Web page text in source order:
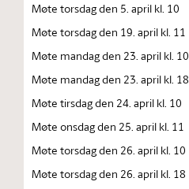
Møte torsdag den 5. april kl. 10
Møte torsdag den 19. april kl. 11
Møte mandag den 23. april kl. 10
Møte mandag den 23. april kl. 18
Møte tirsdag den 24. april kl. 10
Møte onsdag den 25. april kl. 11
Møte torsdag den 26. april kl. 10
Møte torsdag den 26. april kl. 18